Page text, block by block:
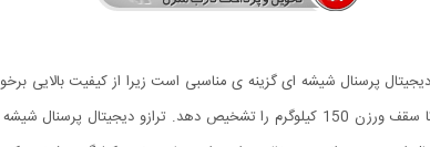
پرسنال شیشه ای گزینه ی مناسبی است زیرا از کیفیت بالایی